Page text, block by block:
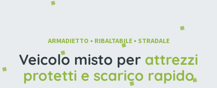
ARMADIETTO • RIBALTABILE • STRADALE
Veicolo misto per attrezzi
protetti e scarico rapido